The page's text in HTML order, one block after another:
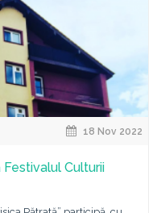
18 Nov 2022
Culturii